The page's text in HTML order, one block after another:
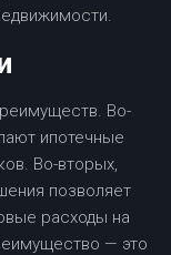
Во-
ипотечные
Во-вторых,
позволяет
расходы на
— это